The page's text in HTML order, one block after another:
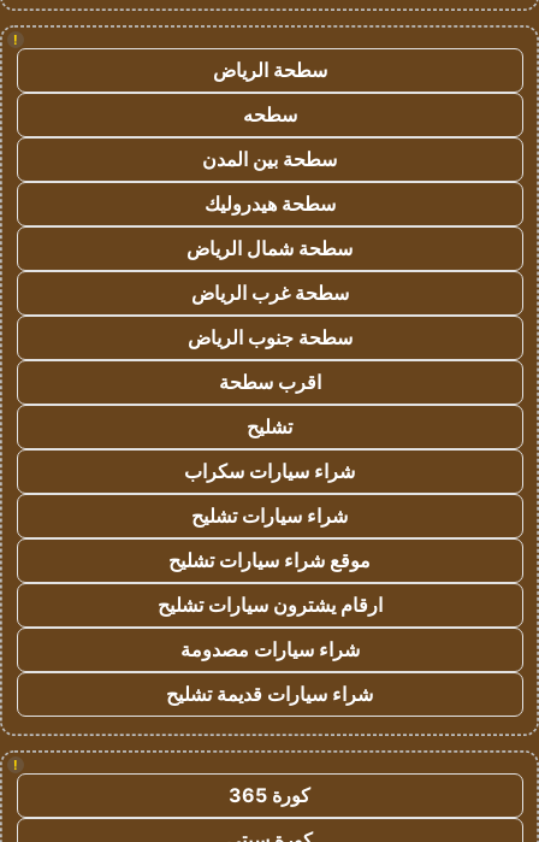
!
سطحة الرياض
سطحه
سطحة بين المدن
سطحة هيدروليك
سطحة شمال الرياض
سطحة غرب الرياض
سطحة جنوب الرياض
اقرب سطحة
تشليح
شراء سيارات سكراب
شراء سيارات تشليح
موقع شراء سيارات تشليح
ارقام يشترون سيارات تشليح
شراء سيارات مصدومة
شراء سيارات قديمة تشليح
!
كورة 365